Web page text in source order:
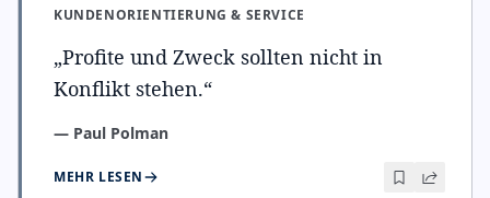
KUNDENORIENTIERUNG & SERVICE
„Profite und Zweck sollten nicht in
Konflikt stehen.“
— Paul Polman
MEHR LESEN